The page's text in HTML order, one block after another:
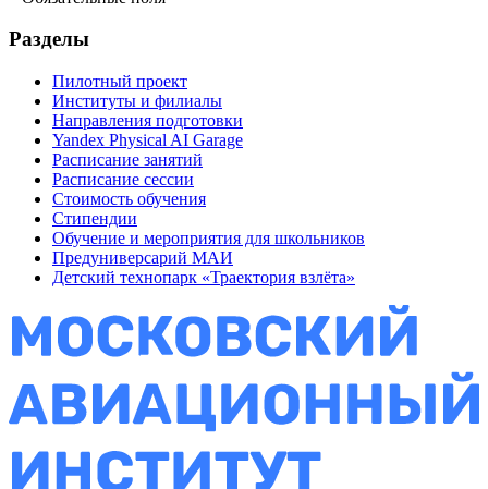
Разделы
Пилотный проект
Институты и филиалы
Направления подготовки
Yandex Physical AI Garage
Расписание занятий
Расписание сессии
Стоимость обучения
Стипендии
Обучение и мероприятия для школьников
Предуниверсарий МАИ
Детский технопарк «Траектория взлёта»